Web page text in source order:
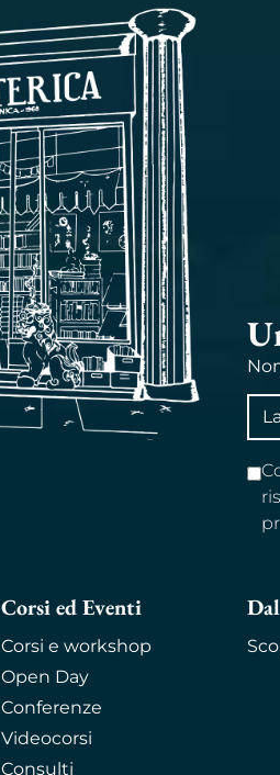
Corsi ed Eventi
Corsi e workshop
Open Day
Conferenze
Videocorsi
Consulti